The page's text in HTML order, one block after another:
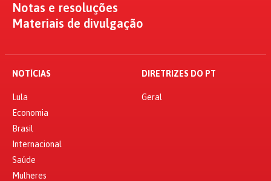
Notas e resoluções
Materiais de divulgação
NOTÍCIAS
Lula
Economia
Brasil
Internacional
Saúde
Mulheres
DIRETRIZES DO PT
Geral